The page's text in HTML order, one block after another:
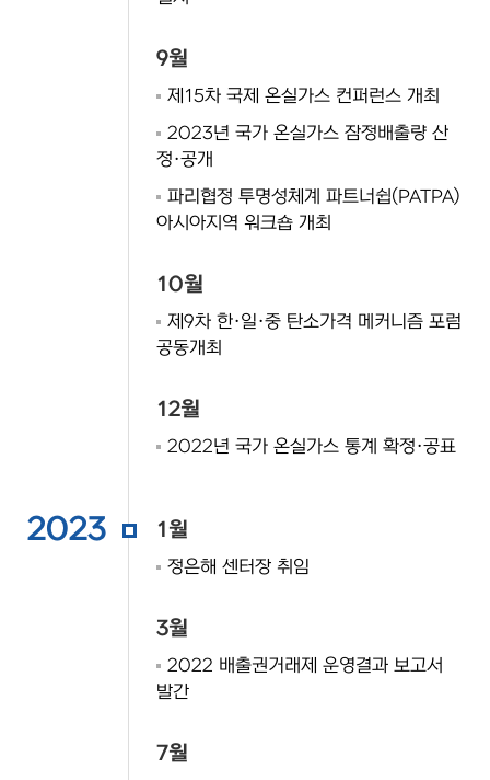
9월
제15차 국제 온실가스 컨퍼런스 개최
2023년 국가 온실가스 잠정배출량 산
정·공개
파리협정 투명성체계 파트너쉽(PATPA)
아시아지역 워크숍 개최
10월
제9차 한·일·중 탄소가격 메커니즘 포럼
공동개최
12월
2022년 국가 온실가스 통계 확정·공표
2023 1월
정은해 센터장 취임
3월
2022 배출권거래제 운영결과 보고서
발간
7월